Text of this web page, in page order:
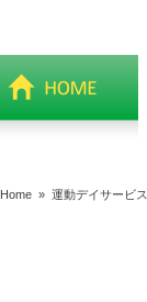
Home » 運動デイサービス